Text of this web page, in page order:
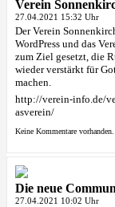
Verein
27.04.2021 15:32 Uhr
Der Verein
WordPress und das
zum Ziel gesetzt, die
wieder verstärkt für
machen.
http://verein-info.de/
asverein/
Keine Kommentare vorhanden.
Die neue
27.04.2021 10:02 Uhr